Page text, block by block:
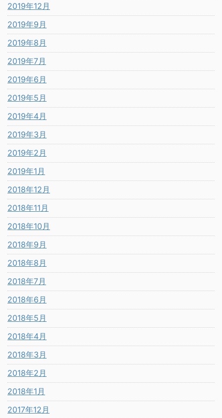
2019年12月
2019年9月
2019年8月
2019年7月
2019年6月
2019年5月
2019年4月
2019年3月
2019年2月
2019年1月
2018年12月
2018年11月
2018年10月
2018年9月
2018年8月
2018年7月
2018年6月
2018年5月
2018年4月
2018年3月
2018年2月
2018年1月
2017年12月